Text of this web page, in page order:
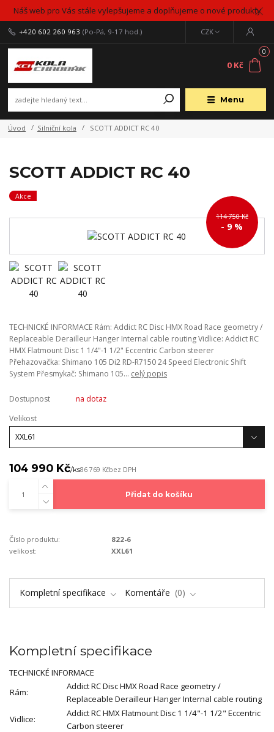
Náš web pro Vás stále vylepšujeme a doplňujeme o nové produkty
Menu
CZK
+420 602 260 963 (Po-Pá, 9-17 hod.)
0
0 Kč
Úvod Silniční kola SCOTT ADDICT RC 40
SCOTT ADDICT RC 40
Akce
114 750 Kč
- 9 %
TECHNICKÉ INFORMACE Rám: Addict RC Disc HMX Road Race geometry /
Replaceable Derailleur Hanger Internal cable routing Vidlice: Addict RC
HMX Flatmount Disc 1 1/4"-1 1/2" Eccentric Carbon steerer
Přehazovačka: Shimano 105 Di2 RD-R7150 24 Speed Electronic Shift
System Přesmykač: Shimano 105... celý popis
Dostupnost
na dotaz
Velikost
104 990 Kč/ks86 769 Kčbez DPH
Přidat do košíku
Číslo produktu:
822-6
velikost:
XXL61
Kompletní specifikace Komentáře 0
Kompletní specifikace
TECHNICKÉ INFORMACE
Rám:
Addict RC Disc HMX Road Race geometry /
Replaceable Derailleur Hanger Internal cable routing
Vidlice:
Addict RC HMX Flatmount Disc 1 1/4"-1 1/2" Eccentric
Carbon steerer